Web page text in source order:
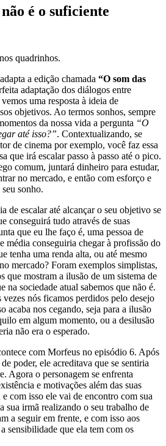
é o suficiente
quadrinhos.
a edição chamada “O som das
adaptação dos diálogos entre
vemos uma resposta à ideia de
objetivos. Ao termos sonhos, sempre
da nossa vida a pergunta “O
até isso?”. Contextualizando, se
de cinema por exemplo, você faz essa
que irá escalar passo à passo até o pico.
comum, juntará dinheiro para estudar,
no mercado, e então com esforço e
sonho.
de escalar até alcançar o seu objetivo se
conseguirá tudo através de suas
que eu lhe faço é, uma pessoa de
média conseguiria chegar à profissão do
tenha uma renda alta, ou até mesmo
mercado? Foram exemplos simplistas,
que mostram a ilusão de um sistema de
na sociedade atual sabemos que não é.
nós ficamos perdidos pelo desejo
acaba nos cegando, seja para a ilusão
em algum momento, ou a desilusão
não era o esperado.
com Morfeus no episódio 6. Após
poder, ele acreditava que se sentiria
Agora o personagem se enfrenta
e motivações além das suas
com isso ele vai de encontro com sua
sua irmã realizando o seu trabalho de
a seguir em frente, e com isso aos
sensibilidade que ela tem com os